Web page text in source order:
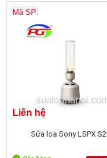
Mã SP:
Liên hệ
Sửa loa Sony LSPX S2